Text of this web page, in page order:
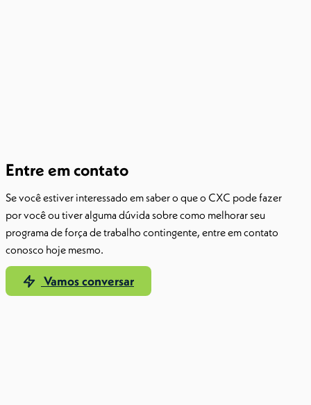
Entre em contato
Se você estiver interessado em saber o que o CXC pode fazer
por você ou tiver alguma dúvida sobre como melhorar seu
programa de força de trabalho contingente, entre em contato
conosco hoje mesmo.
Vamos conversar